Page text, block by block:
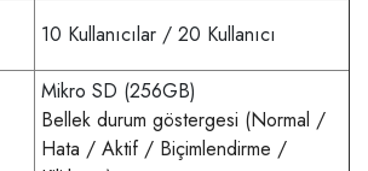
10 Kullanıcılar / 20 Kullanıcı
Mikro SD (256GB)
Bellek durum göstergesi (Normal /
Hata / Aktif / Biçimlendirme /